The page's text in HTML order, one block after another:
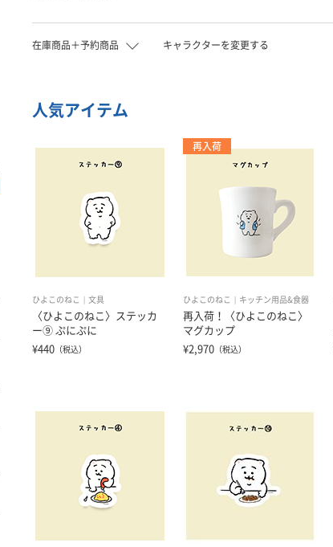
在庫商品＋予約商品 キャラクターを変更する
人気アイテム
ひよこのねこ 文具
〈ひよこのねこ〉ステッカ
ー⑨ ぷにぷに
¥440 （税込）
再入荷
ひよこのねこ キッチン用品&食器
再入荷！〈ひよこのねこ〉
マグカップ
¥2,970 （税込）